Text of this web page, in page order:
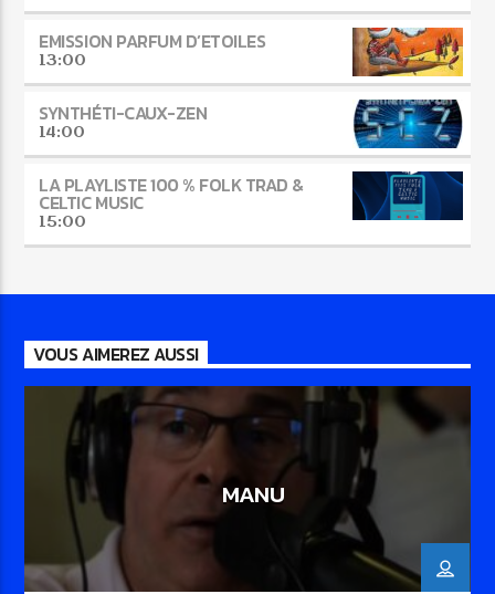
EMISSION PARFUM D’ETOILES
13:00
SYNTHÉTI-CAUX-ZEN
14:00
LA PLAYLISTE 100 % FOLK TRAD &
CELTIC MUSIC
15:00
VOUS AIMEREZ AUSSI
MANU